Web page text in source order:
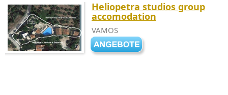
Heliopetra studios group
accomodation
VAMOS